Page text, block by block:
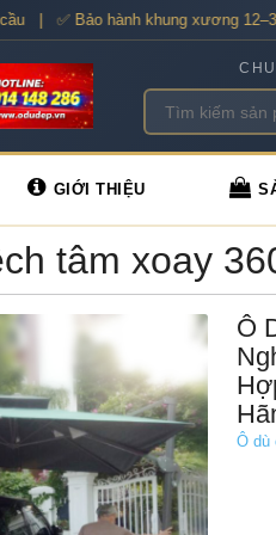
| ✅ Bảo hành khung xương
GIỚI THIỆU
tâm xoay
Ô
Ô dù